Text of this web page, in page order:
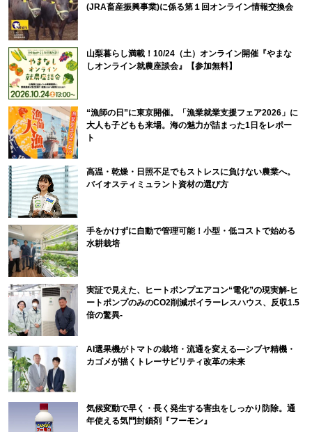
(JRA畜産振興事業)に係る第１回オンライン情報交換会
山梨暮らし満載！10/24（土）オンライン開催『やまな
しオンライン就農座談会』【参加無料】
“漁師の日”に東京開催。「漁業就業支援フェア2026」に
大人も子どもも来場。海の魅力が詰まった1日をレポー
ト
高温・乾燥・日照不足でもストレスに負けない農業へ。
バイオスティミュラント資材の選び方
手をかけずに自動で管理可能！小型・低コストで始める
水耕栽培
実証で見えた、ヒートポンプエアコン“電化”の現実解-ヒ
ートポンプのみのCO2削減ボイラーレスハウス、反収1.5
倍の驚異-
AI選果機がトマトの栽培・流通を変える―シブヤ精機・
カゴメが描くトレーサビリティ改革の未来
気候変動で早く・長く発生する害虫をしっかり防除。通
年使える気門封鎖剤『フーモン』